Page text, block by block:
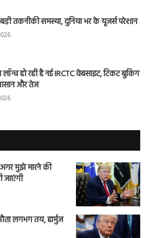
तकनीकी समस्या, दुनिया भर के यूजर्स परेशान
हो रही है नई IRCTC वेबसाइट, टिकट बुकिंग
और तेज
मुझे मारने की
जाएंगी
लगभग तय, हार्मुज